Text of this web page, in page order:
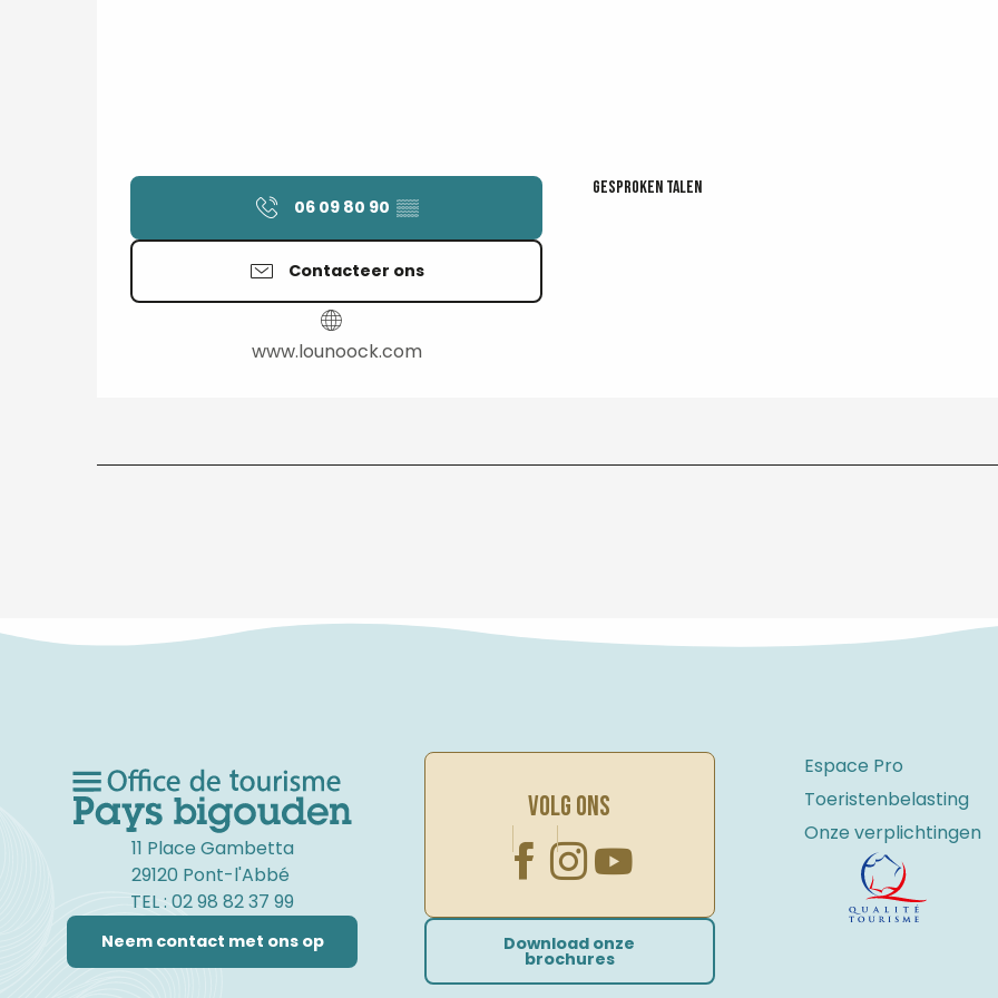
06 09 80 90 ▒▒
Contacteer ons
www.lounoock.com
Gesproken talen
Gesproken talen
11 Place Gambetta
29120 Pont-l'Abbé
TEL : 02 98 82 37 99
Neem contact met ons op
VOLG ONS
Download onze
brochures
Espace Pro
Toeristenbelasting
Onze verplichtingen